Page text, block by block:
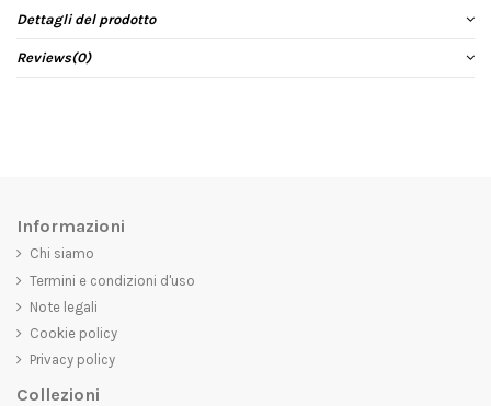
Dettagli del prodotto
Reviews(0)
Informazioni
Chi siamo
Termini e condizioni d'uso
Note legali
Cookie policy
Privacy policy
Collezioni